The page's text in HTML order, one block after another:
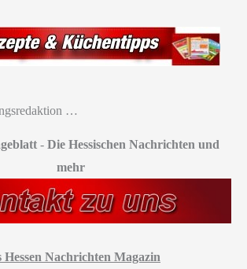
…
- Die Hessischen Nachrichten und
mehr
Hessen Nachrichten Magazin